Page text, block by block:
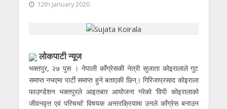
12th January 2020
लाेकपाटी न्यूज
भक्तपुर, २७ पुस । नेपाली काँग्रेसकी नेत्री सुजाता कोइरालाले गुट
समाप्त नभएमा पार्टी समाप्त हुने बताएकी छिन्। गिरिजाप्रसाद कोइराला
फाउण्डेशन भक्तपुरले आइतबार आयोजना गरेको ‘विपी कोइरालाको
जीवनवृत्त एवं परिचर्चा’ विषयक अन्तरक्रियामा उनले काँग्रेस बनाउन